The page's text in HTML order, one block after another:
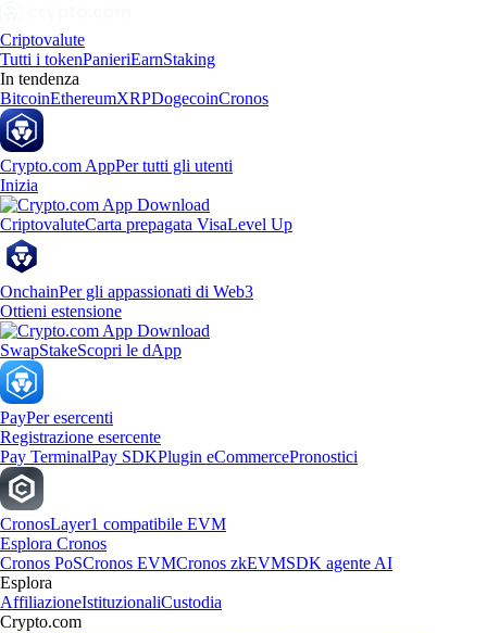
Criptovalute
Tutti i tokenPanieriEarnStaking
In tendenza
BitcoinEthereumXRPDogecoinCronos
Crypto.com AppPer tutti gli utenti
Inizia
CriptovaluteCarta prepagata VisaLevel Up
OnchainPer gli appassionati di Web3
Ottieni estensione
SwapStakeScopri le dApp
PayPer esercenti
Registrazione esercente
Pay TerminalPay SDKPlugin eCommercePronostici
CronosLayer1 compatibile EVM
Esplora Cronos
Cronos PoSCronos EVMCronos zkEVMSDK agente AI
Esplora
AffiliazioneIstituzionaliCustodia
Crypto.com